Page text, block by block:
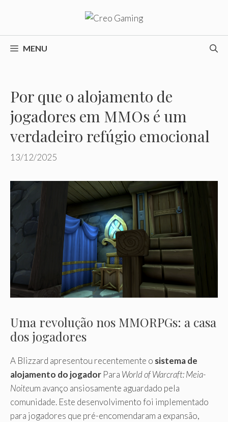
o
conteúdoMENU
Por que o alojamento de
jogadores em MMOs é um
verdadeiro refúgio emocional
13/12/2025
Uma revolução nos MMORPGs: a casa
dos jogadores
A Blizzard apresentou recentemente o sistema de
alojamento do jogador Para World of Warcraft: Meia-
Noiteum avanço ansiosamente aguardado pela
comunidade. Este desenvolvimento foi implementado
para jogadores que pré-encomendaram a expansão,